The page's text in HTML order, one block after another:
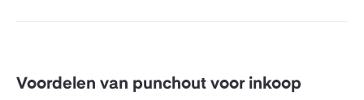
Voordelen van punchout voor inkoop